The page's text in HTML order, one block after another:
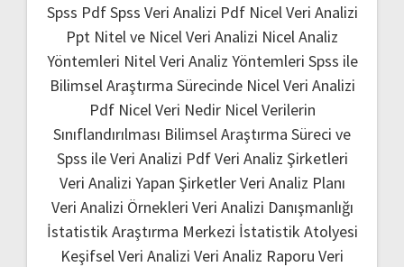
Spss PdfSpss Veri Analizi Pdf Nicel Veri Analizi
Ppt Nitel ve Nicel Veri Analizi Nicel Analiz
Yöntemleri Nitel Veri Analiz Yöntemleri Spss ile
Bilimsel Araştırma Sürecinde Nicel Veri Analizi
Pdf Nicel Veri Nedir Nicel Verilerin
Sınıflandırılması Bilimsel Araştırma Süreci ve
Spss ile Veri Analizi PdfVeri Analiz Şirketleri
Veri Analizi Yapan ŞirketlerVeri Analiz Planı
Veri Analizi Örnekleri Veri Analizi Danışmanlığı
İstatistik Araştırma Merkezi İstatistik Atolyesi
Keşifsel Veri Analizi Veri Analiz Raporu Veri